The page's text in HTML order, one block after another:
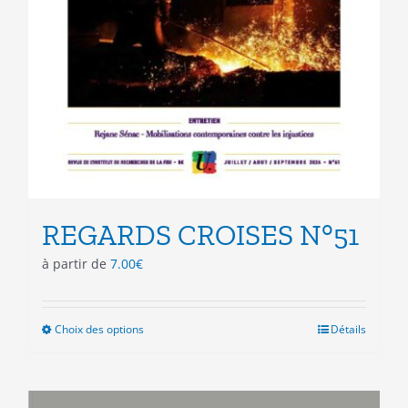
REGARDS CROISES N°51
à partir de 7.00€
Choix des optionsCe
plusieurs
Détails